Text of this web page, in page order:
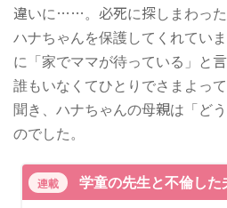
違いに……。必死に探しまわっ
ハナちゃんを保護してくれてい
に「家でママが待っている」と
誰もいなくてひとりでさまよっ
聞き、ハナちゃんの母親は「ど
のでした。
連載 学童の先生と不倫した